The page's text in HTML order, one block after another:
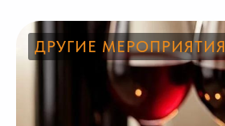
ДРУГИЕ МЕРОПРИЯТИЯ